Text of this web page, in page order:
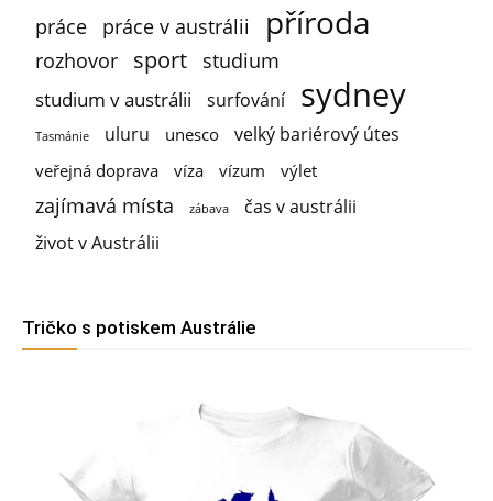
práce práce v austrálii příroda
rozhovor sport studium
studium v austrálii surfování sydney
Tasmánie uluru unesco velký bariérový útes
veřejná doprava víza vízum výlet
zajímavá místa zábava
čas v austrálii
život v Austrálii
Tričko s potiskem Austrálie